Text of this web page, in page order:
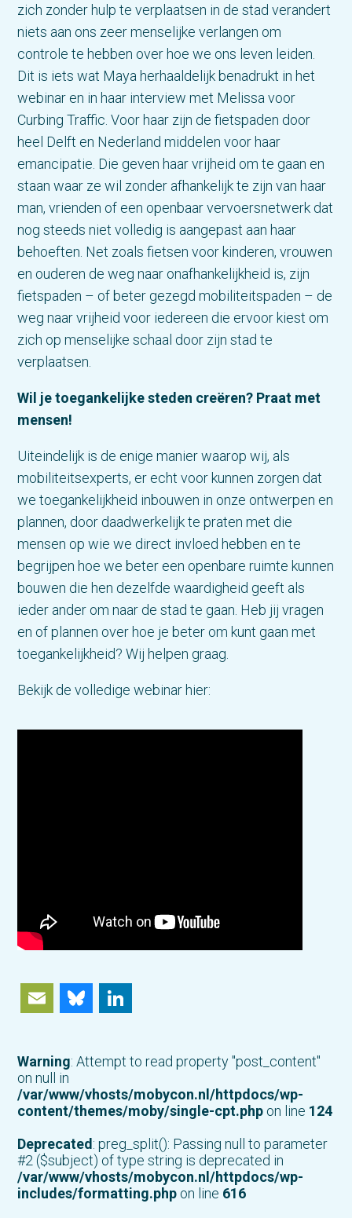
zich zonder hulp te verplaatsen in de stad verandert
niets aan ons zeer menselijke verlangen om
controle te hebben over hoe we ons leven leiden.
Dit is iets wat Maya herhaaldelijk benadrukt in het
webinar en in haar interview met Melissa voor
Curbing Traffic. Voor haar zijn de fietspaden door
heel Delft en Nederland middelen voor haar
emancipatie. Die geven haar vrijheid om te gaan en
staan waar ze wil zonder afhankelijk te zijn van haar
man, vrienden of een openbaar vervoersnetwerk dat
nog steeds niet volledig is aangepast aan haar
behoeften. Net zoals fietsen voor kinderen, vrouwen
en ouderen de weg naar onafhankelijkheid is, zijn
fietspaden – of beter gezegd mobiliteitspaden – de
weg naar vrijheid voor iedereen die ervoor kiest om
zich op menselijke schaal door zijn stad te
verplaatsen.
Wil je toegankelijke steden creëren? Praat met
mensen!
Uiteindelijk is de enige manier waarop wij, als
mobiliteitsexperts, er echt voor kunnen zorgen dat
we toegankelijkheid inbouwen in onze ontwerpen en
plannen, door daadwerkelijk te praten met die
mensen op wie we direct invloed hebben en te
begrijpen hoe we beter een openbare ruimte kunnen
bouwen die hen dezelfde waardigheid geeft als
ieder ander om naar de stad te gaan. Heb jij vragen
en of plannen over hoe je beter om kunt gaan met
toegankelijkheid? Wij helpen graag.
Bekijk de volledige webinar hier:
EmailBluesky
Warning: Attempt to read property "post_content"
on null in
/var/www/vhosts/mobycon.nl/httpdocs/wp-
content/themes/moby/single-cpt.php on line 124
Deprecated: preg_split(): Passing null to parameter
#2 ($subject) of type string is deprecated in
/var/www/vhosts/mobycon.nl/httpdocs/wp-
includes/formatting.php on line 616